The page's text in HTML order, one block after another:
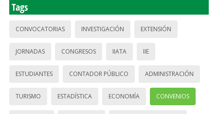
Tags
CONVOCATORIAS INVESTIGACIÓN EXTENSIÓN
JORNADAS CONGRESOS IIATA IIE
ESTUDIANTES CONTADOR PÚBLICO ADMINISTRACIÓN
TURISMO ESTADÍSTICA ECONOMÍA CONVENIOS